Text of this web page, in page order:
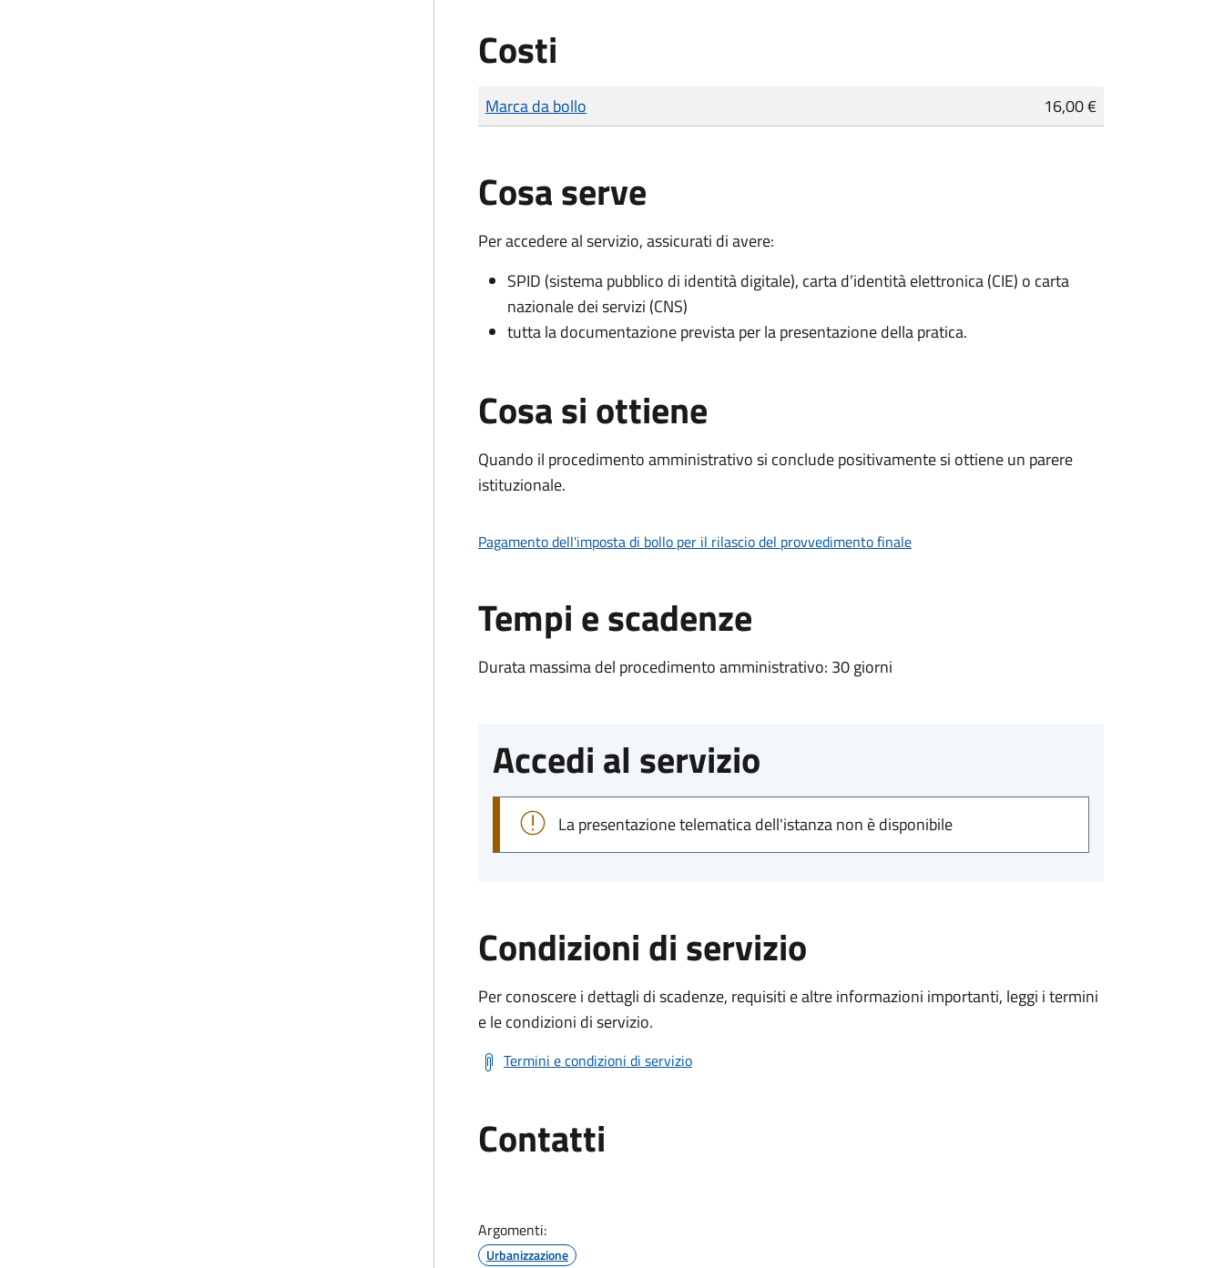
Costi
Tipo di pagamento
Importo
Marca da bollo 16,00 €
Cosa serve
Per accedere al servizio, assicurati di avere:
SPID (sistema pubblico di identità digitale), carta d’identità elettronica (CIE) o carta
nazionale dei servizi (CNS)
tutta la documentazione prevista per la presentazione della pratica.
Cosa si ottiene
Quando il procedimento amministrativo si conclude positivamente si ottiene un parere
istituzionale.
Pagamento dell'imposta di bollo per il rilascio del provvedimento finale
Tempi e scadenze
Durata massima del procedimento amministrativo: 30 giorni
Accedi al servizio
La presentazione telematica dell'istanza non è disponibile
Condizioni di servizio
Per conoscere i dettagli di scadenze, requisiti e altre informazioni importanti, leggi i termini
e le condizioni di servizio.
Termini e condizioni di servizio
Contatti
Argomenti:
Urbanizzazione